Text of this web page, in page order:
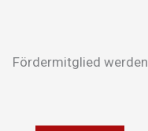
Fördermitglied werden